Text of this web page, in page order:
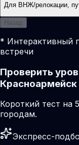
Для ВНЖ/релокации,
Назад
* Интерактивный
встречи
Проверить
Красноармейск
Короткий тест на
городам.
Экспресс-